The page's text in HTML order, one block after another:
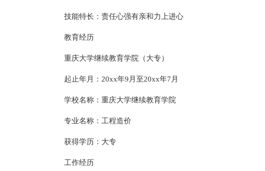
技能特长：责任心强有亲和力上进心
教育经历
重庆大学继续教育学院（大专）
起止年月：20xx年9月至20xx年7月
学校名称：重庆大学继续教育学院
专业名称：工程造价
获得学历：大专
工作经历